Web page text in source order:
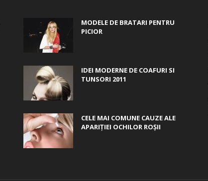
MODELE DE BRATARI PENTRU
PICIOR
IDEI MODERNE DE COAFURI SI
TUNSORI 2011
CELE MAI COMUNE CAUZE ALE
APARIȚIEI OCHILOR ROȘII